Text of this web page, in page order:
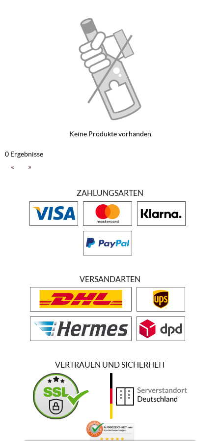
Keine Produkte vorhanden
0 Ergebnisse
« »
ZAHLUNGSARTEN
VERSANDARTEN
VERTRAUEN UND SICHERHEIT